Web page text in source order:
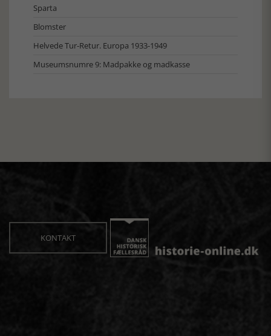
Sparta
Blomster
Helvede Tur-Retur. Europa 1933-1949
Museumsnumre 9: Madpakke og madkasse
KONTAKT